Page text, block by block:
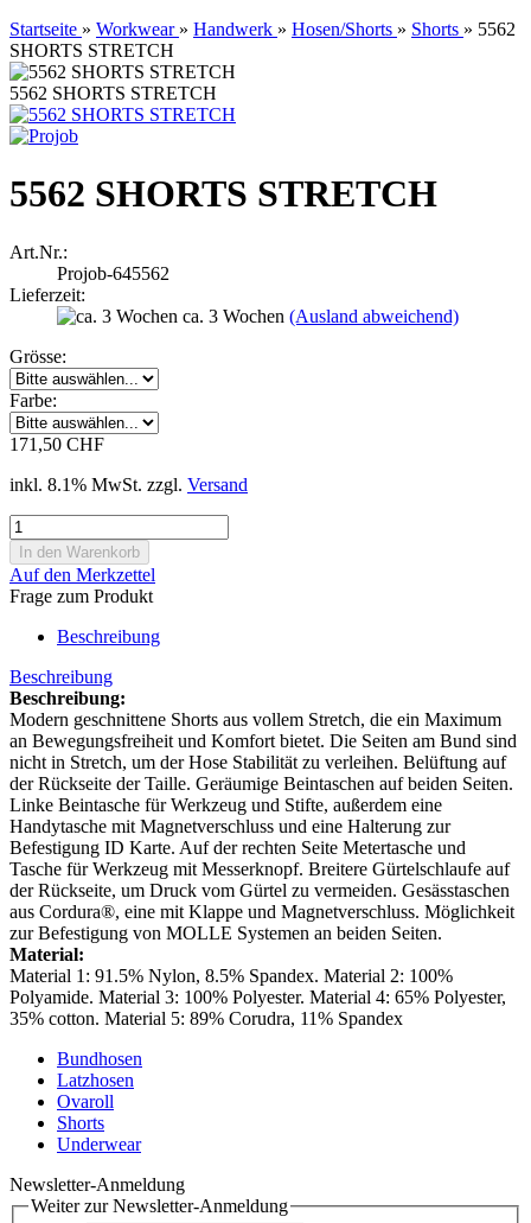
Startseite » Workwear » Handwerk » Hosen/Shorts » Shorts » 5562
SHORTS STRETCH
5562 SHORTS STRETCH
5562 SHORTS STRETCH
Art.Nr.:
Projob-645562
Lieferzeit:
ca. 3 Wochen (Ausland abweichend)
Grösse:
Farbe:
171,50 CHF
inkl. 8.1% MwSt. zzgl. Versand
Auf den Merkzettel
Frage zum Produkt
Beschreibung
Beschreibung
Beschreibung:
Modern geschnittene Shorts aus vollem Stretch, die ein Maximum
an Bewegungsfreiheit und Komfort bietet. Die Seiten am Bund sind
nicht in Stretch, um der Hose Stabilität zu verleihen. Belüftung auf
der Rückseite der Taille. Geräumige Beintaschen auf beiden Seiten.
Linke Beintasche für Werkzeug und Stifte, außerdem eine
Handytasche mit Magnetverschluss und eine Halterung zur
Befestigung ID Karte. Auf der rechten Seite Metertasche und
Tasche für Werkzeug mit Messerknopf. Breitere Gürtelschlaufe auf
der Rückseite, um Druck vom Gürtel zu vermeiden. Gesässtaschen
aus Cordura®, eine mit Klappe und Magnetverschluss. Möglichkeit
zur Befestigung von MOLLE Systemen an beiden Seiten.
Material:
Material 1: 91.5% Nylon, 8.5% Spandex. Material 2: 100%
Polyamide. Material 3: 100% Polyester. Material 4: 65% Polyester,
35% cotton. Material 5: 89% Corudra, 11% Spandex
Bundhosen
Latzhosen
Ovaroll
Shorts
Underwear
Newsletter-Anmeldung
Weiter zur Newsletter-Anmeldung